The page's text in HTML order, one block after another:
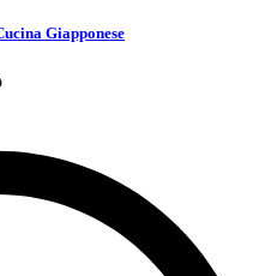
Giapponese